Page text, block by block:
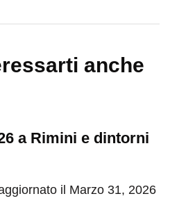
anche
a Rimini e dintorni
il Marzo 31, 2026